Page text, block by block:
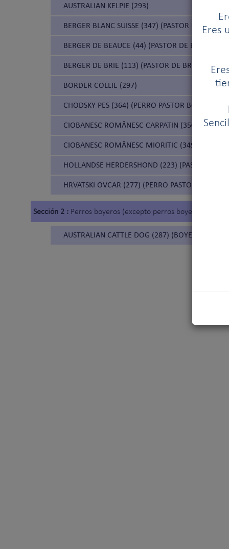
Eres
AUSTRALIAN KELPIE (293)
BERGER BLANC SUISSE (347) (PASTOR BLANCO
BERGER DE BEAUCE (44) (PASTOR DE BEAUCE)
BERGER DE BRIE (113) (PASTOR DE BRIE)
BORDER COLLIE (297)
CHODSKY PES (364) (PERRO PASTOR BOHEMIO)
CIOBANESC ROMÂNESC CARPATIN (350)
CIOBANESC ROMÂNESC MIORITIC (349)
HOLLANDSE HERDERSHOND (223) (PASTOR
HRVATSKI OVCAR (277) (PERRO PASTOR CROATA)
Sección 2 : Perros boyeros (excepto perros boyeros suizos)
AUSTRALIAN CATTLE DOG (287) (BOYERO